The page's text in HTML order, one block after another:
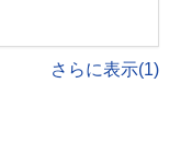
さらに表示(1)